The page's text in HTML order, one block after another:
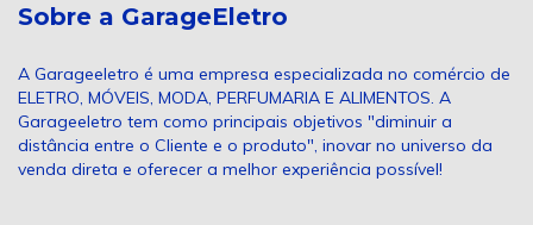
Sobre a GarageEletro
A Garageeletro é uma empresa especializada no comércio de
ELETRO, MÓVEIS, MODA, PERFUMARIA E ALIMENTOS. A
Garageeletro tem como principais objetivos "diminuir a
distância entre o Cliente e o produto", inovar no universo da
venda direta e oferecer a melhor experiência possível!